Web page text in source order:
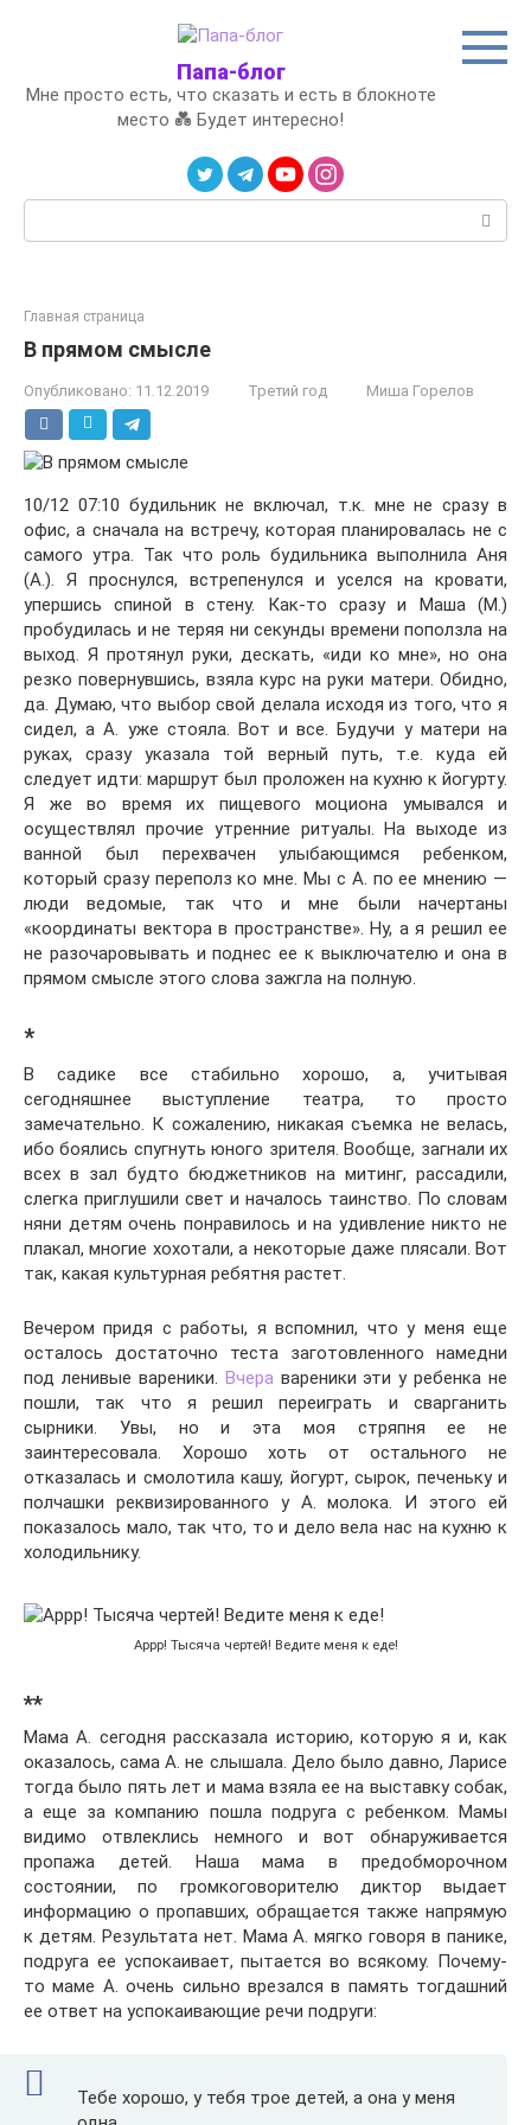
Папа-блог
Мне просто есть, что сказать и есть в блокноте
место 💑 Будет интересно!
Главная страница
В прямом смысле
Опубликовано: 11.12.2019 Третий год Миша Горелов
10/12 07:10 будильник не включал, т.к. мне не сразу в
офис, а сначала на встречу, которая планировалась не с
самого утра. Так что роль будильника выполнила Аня
(А.). Я проснулся, встрепенулся и уселся на кровати,
упершись спиной в стену. Как-то сразу и Маша (М.)
пробудилась и не теряя ни секунды времени поползла на
выход. Я протянул руки, дескать, «иди ко мне», но она
резко повернувшись, взяла курс на руки матери. Обидно,
да. Думаю, что выбор свой делала исходя из того, что я
сидел, а А. уже стояла. Вот и все. Будучи у матери на
руках, сразу указала той верный путь, т.е. куда ей
следует идти: маршрут был проложен на кухню к йогурту.
Я же во время их пищевого моциона умывался и
осуществлял прочие утренние ритуалы. На выходе из
ванной был перехвачен улыбающимся ребенком,
который сразу переполз ко мне. Мы с А. по ее мнению —
люди ведомые, так что и мне были начертаны
«координаты вектора в пространстве». Ну, а я решил ее
не разочаровывать и поднес ее к выключателю и она в
прямом смысле этого слова зажгла на полную.
*
В садике все стабильно хорошо, а, учитывая
сегодняшнее выступление театра, то просто
замечательно. К сожалению, никакая съемка не велась,
ибо боялись спугнуть юного зрителя. Вообще, загнали их
всех в зал будто бюджетников на митинг, рассадили,
слегка приглушили свет и началось таинство. По словам
няни детям очень понравилось и на удивление никто не
плакал, многие хохотали, а некоторые даже плясали. Вот
так, какая культурная ребятня растет.
Вечером придя с работы, я вспомнил, что у меня еще
осталось достаточно теста заготовленного намедни
под ленивые вареники. Вчеравареники эти у ребенка не
пошли, так что я решил переиграть и сварганить
сырники. Увы, но и эта моя стряпня ее не
заинтересовала. Хорошо хоть от остального не
отказалась и смолотила кашу, йогурт, сырок, печеньку и
полчашки реквизированного у А. молока. И этого ей
показалось мало, так что, то и дело вела нас на кухню к
холодильнику.
Аррр! Тысяча чертей! Ведите меня к еде!
**
Мама А. сегодня рассказала историю, которую я и, как
оказалось, сама А. не слышала. Дело было давно, Ларисе
тогда было пять лет и мама взяла ее на выставку собак,
а еще за компанию пошла подруга с ребенком. Мамы
видимо отвлеклись немного и вот обнаруживается
пропажа детей. Наша мама в предобморочном
состоянии, по громкоговорителю диктор выдает
информацию о пропавших, обращается также напрямую
к детям. Результата нет. Мама А. мягко говоря в панике,
подруга ее успокаивает, пытается во всякому. Почему-
то маме А. очень сильно врезался в память тогдашний
ее ответ на успокаивающие речи подруги:
Тебе хорошо, у тебя трое детей, а она у меня